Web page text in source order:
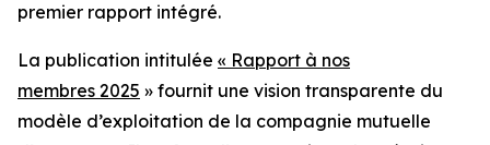
premier rapport intégré.
La publication intitulée « Rapport à nos
membres 2025 » fournit une vision transparente du
modèle d’exploitation de la compagnie mutuelle